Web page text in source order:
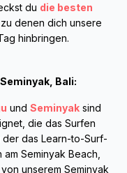
du die besten
denen dich unsere
hinbringen.
Bali:
und Seminyak sind
die das Surfen
der das Learn-to-Surf-
Seminyak Beach,
unserem Seminyak